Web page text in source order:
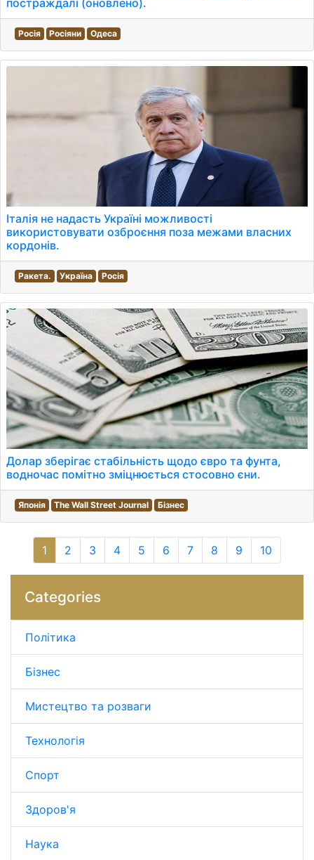
постраждалі (оновлено).
Росія Росіяни Одеса
Італія не надасть Україні можливості
використовувати озброєння поза межами власних
кордонів.
Ракета. Україна Росія
Долар зберігає стабільність щодо євро та фунта,
водночас помітно зміцнюється стосовно єни.
Японія The Wall Street Journal Бізнес
1 2 3 4 5 6 7 8 9 10
Categories
Політика
Бізнес
Мистецтво та розваги
Технологія
Спорт
Здоров'я
Наука